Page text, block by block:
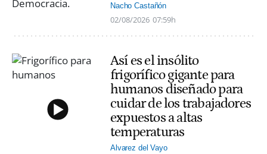
Nacho Castañón
02/08/2026 07:59h
Así es el insólito
frigorífico gigante para
humanos diseñado para
cuidar de los trabajadores
expuestos a altas
temperaturas
Alvarez del Vayo